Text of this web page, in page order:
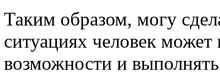
Таким образом, могу
ситуациях человек
возможности и